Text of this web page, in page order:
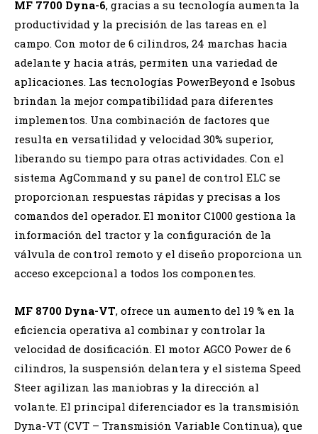
MF 7700 Dyna-6, gracias a su tecnología aumenta la
productividad y la precisión de las tareas en el
campo. Con motor de 6 cilindros, 24 marchas hacia
adelante y hacia atrás, permiten una variedad de
aplicaciones. Las tecnologías PowerBeyond e Isobus
brindan la mejor compatibilidad para diferentes
implementos. Una combinación de factores que
resulta en versatilidad y velocidad 30% superior,
liberando su tiempo para otras actividades. Con el
sistema AgCommand y su panel de control ELC se
proporcionan respuestas rápidas y precisas a los
comandos del operador. El monitor C1000 gestiona la
información del tractor y la configuración de la
válvula de control remoto y el diseño proporciona un
acceso excepcional a todos los componentes.
MF 8700 Dyna-VT, ofrece un aumento del 19 % en la
eficiencia operativa al combinar y controlar la
velocidad de dosificación. El motor AGCO Power de 6
cilindros, la suspensión delantera y el sistema Speed ​​
Steer agilizan las maniobras y la dirección al
volante. El principal diferenciador es la transmisión
Dyna-VT (CVT – Transmisión Variable Continua), que